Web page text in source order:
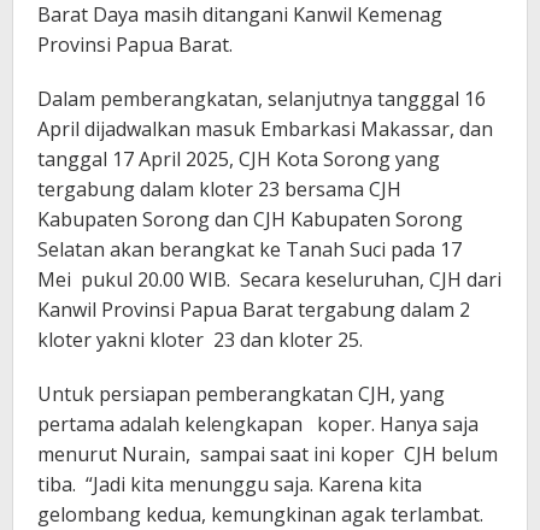
Barat Daya masih ditangani Kanwil Kemenag
Provinsi Papua Barat.
Dalam pemberangkatan, selanjutnya tangggal 16
April dijadwalkan masuk Embarkasi Makassar, dan
tanggal 17 April 2025, CJH Kota Sorong yang
tergabung dalam kloter 23 bersama CJH
Kabupaten Sorong dan CJH Kabupaten Sorong
Selatan akan berangkat ke Tanah Suci pada 17
Mei pukul 20.00 WIB. Secara keseluruhan, CJH dari
Kanwil Provinsi Papua Barat tergabung dalam 2
kloter yakni kloter 23 dan kloter 25.
Untuk persiapan pemberangkatan CJH, yang
pertama adalah kelengkapan koper. Hanya saja
menurut Nurain, sampai saat ini koper CJH belum
tiba. “Jadi kita menunggu saja. Karena kita
gelombang kedua, kemungkinan agak terlambat.